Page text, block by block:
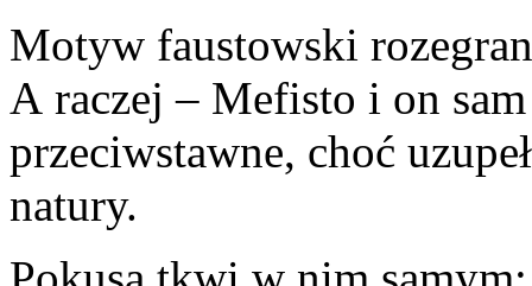
Motyw faustowski
A raczej – Mefisto i on
przeciwstawne, choć
natury.